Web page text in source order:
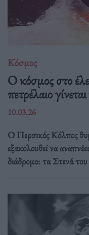
Κόσμος
Ο κόσμος στο
πετρέλαιο
10.03.26
Ο Περσικός Κόλπος
εξακολουθεί να
διάδρομο: τα Στενά